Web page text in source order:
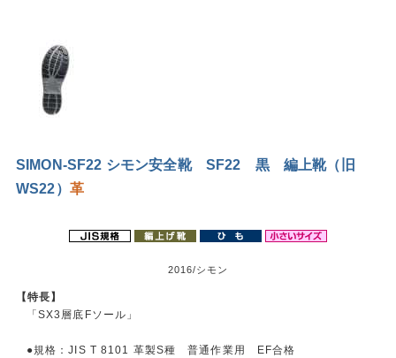
SIMON-SF22 シモン安全靴 SF22 黒 編上靴（旧
WS22） 革
2016/シモン
【特長】
「SX3層底Fソール」
●規格：JIS T 8101 革製S種 普通作業用 EF合格